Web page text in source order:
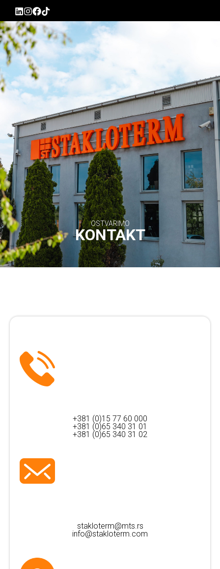
OSTVARIMO
KONTAKT
+381 (0)15 77 60 000
+381 (0)65 340 31 01
+381 (0)65 340 31 02
stakloterm@mts.rs
info@stakloterm.com